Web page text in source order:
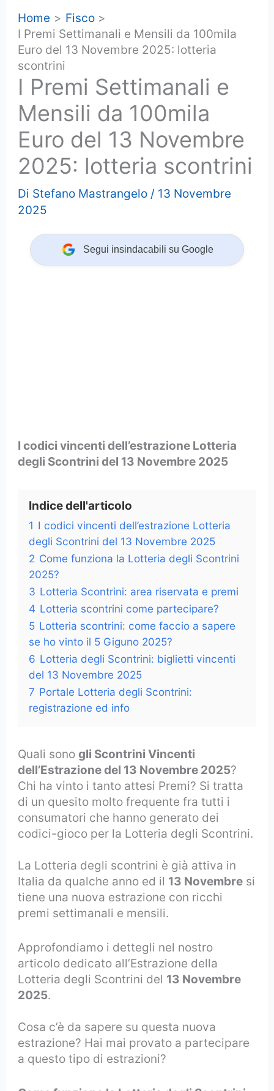
Home
Fisco
I Premi Settimanali e Mensili da 100mila
Euro del 13 Novembre 2025: lotteria
scontrini
I Premi Settimanali e
Mensili da 100mila
Euro del 13 Novembre
2025: lotteria scontrini
Di Stefano Mastrangelo / 13 Novembre
2025
Segui insindacabili su Google
I codici vincenti dell’estrazione Lotteria
degli Scontrini del 13 Novembre 2025
Indice dell'articolo
1 I codici vincenti dell’estrazione Lotteria
degli Scontrini del 13 Novembre 2025
2 Come funziona la Lotteria degli Scontrini
2025?
3 Lotteria Scontrini: area riservata e premi
4 Lotteria scontrini come partecipare?
5 Lotteria scontrini: come faccio a sapere
se ho vinto il 5 Giguno 2025?
6 Lotteria degli Scontrini: biglietti vincenti
del 13 Novembre 2025
7 Portale Lotteria degli Scontrini:
registrazione ed info
Quali sonogli Scontrini Vincenti
dell’Estrazione del 13 Novembre 2025?
Chi ha vinto i tanto attesi Premi? Si tratta
di un quesito molto frequente fra tutti i
consumatori che hanno generato dei
codici-gioco per la Lotteria degli Scontrini.
La Lotteria degli scontrini è già attiva in
Italia da qualche anno ed il 13 Novembre si
tiene una nuova estrazione con ricchi
premi settimanali e mensili.
Approfondiamo i dettegli nel nostro
articolo dedicato all’Estrazione della
Lotteria degli Scontrini del 13 Novembre
2025.
Cosa c’è da sapere su questa nuova
estrazione? Hai mai provato a partecipare
a questo tipo di estrazioni?